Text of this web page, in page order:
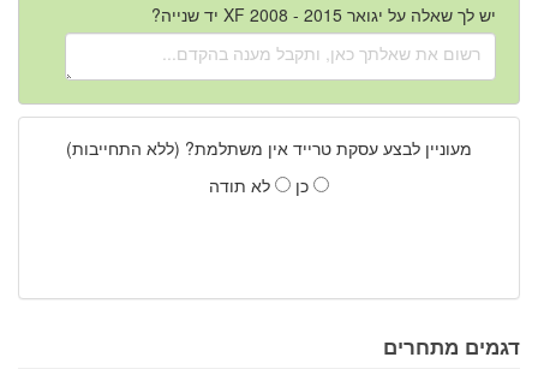
יש לך שאלה על יגואר XF 2008 - 2015 יד שנייה?
מעוניין לבצע עסקת טרייד אין משתלמת? (ללא התחייבות)
כן
לא תודה
דגמים מתחרים